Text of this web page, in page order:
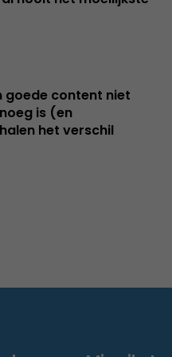
goede content niet
is (en
het verschil